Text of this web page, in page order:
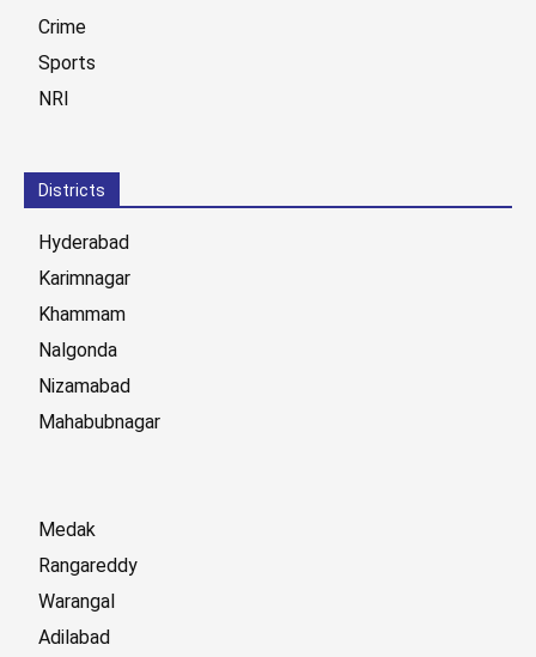
Crime
Sports
NRI
Districts
Hyderabad
Karimnagar
Khammam
Nalgonda
Nizamabad
Mahabubnagar
Medak
Rangareddy
Warangal
Adilabad